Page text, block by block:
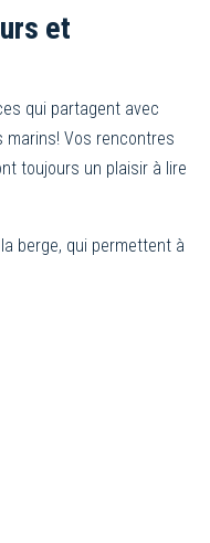
et
qui partagent avec
marins! Vos rencontres
toujours un plaisir à lire
berge, qui permettent à